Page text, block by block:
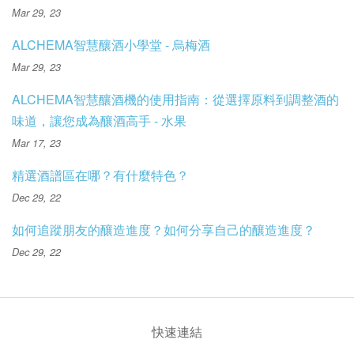
Mar 29, 23
ALCHEMA智慧釀酒小學堂 - 烏梅酒
Mar 29, 23
ALCHEMA智慧釀酒機的使用指南：從選擇原料到調整酒的
味道，讓您成為釀酒高手 - 水果
Mar 17, 23
精選酒譜區在哪？有什麼特色？
Dec 29, 22
如何追蹤朋友的釀造進度？如何分享自己的釀造進度？
Dec 29, 22
快速連結